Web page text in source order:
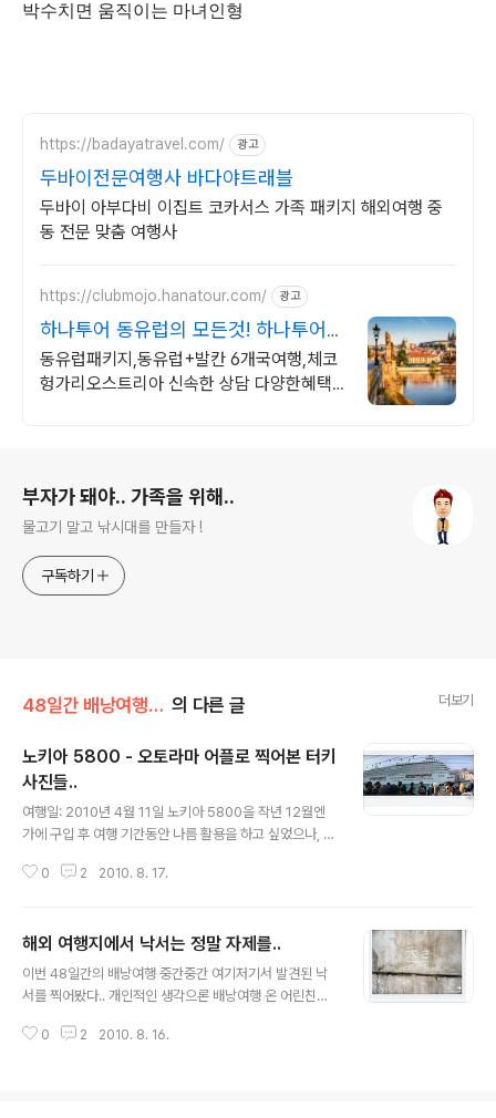
박수치면 움직이는 마녀인형
https://badayatravel.com/ 광고
두바이전문여행사 바다야트래블
두바이 아부다비 이집트 코카서스 가족 패키지 해외여행 중
동 전문 맞춤 여행사
https://clubmojo.hanatour.com/ 광고
하나투어 동유럽의 모든것! 하나투어
공식인증 예약센터
동유럽패키지,동유럽+발칸 6개국여행,체코
헝가리오스트리아 신속한 상담 다양한혜택
부자가 돼야.. 가족을 위해..
물고기 말고 낚시대를 만들자 !
구독하기
48일간 배낭여행[2010/4/8~5/24] 의 다른 글 더보기
노키아 5800 - 오토라마 어플로 찍어본 터키
사진들..
여행일: 2010년 4월 11일 노키아 5800을 작년 12월엔
가에 구입 후 여행 기간동안 나름 활용을 하고 싶었으나, 생
이 올라가지 않았던 상황.. 주구장창 떴던 DNS error.. 재
가 다른건가.. 아래 사진들은 '오토라마' 어플로 찍어본 사
진들이다.. 자꾸 오류가 나 터키 외엔 찍질 않았다.. 오토라
마 어플은 총 3컷을 찍으면, 그게 한장으로 파노라마처럼
보인다.. 터키 이스탄불 보스포러스 해협을 배를 타고 한바
0 2 2010. 8. 17.
해외 여행지에서 낙서는 정말 자제를..
이번 48일간의 배낭여행 중간중간 여기저기서 발견된 낙
서를 찍어봤다.. 개인적인 생각으론 배낭여행 온 어린친구
만명에서 수백만명이 왔다가는 곳에서 자신의 흔적을 남기
0 2 2010. 8. 16.